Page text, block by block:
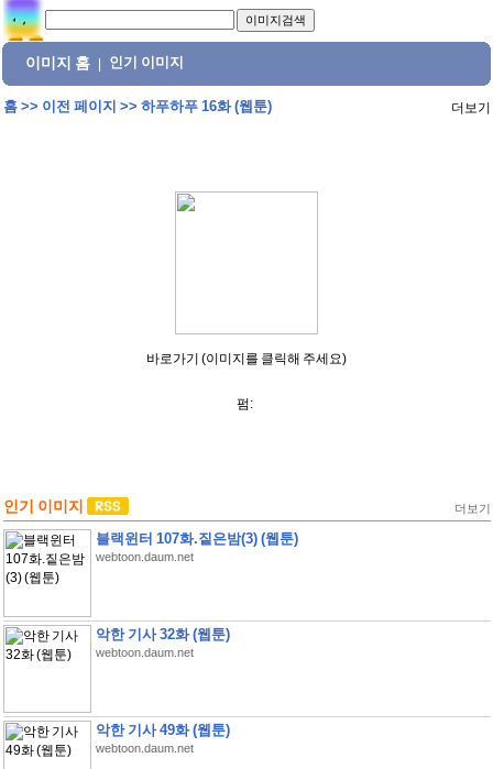
이미지 홈 인기 이미지
홈>> 이전 페이지 >> 하푸하푸 16화 (웹툰) 더보기
바로가기 (이미지를 클릭해 주세요)
펌:
인기 이미지 더보기
블랙윈터 107화.짙은밤(3) (웹툰)
webtoon.daum.net
악한 기사 32화 (웹툰)
webtoon.daum.net
악한 기사 49화 (웹툰)
webtoon.daum.net